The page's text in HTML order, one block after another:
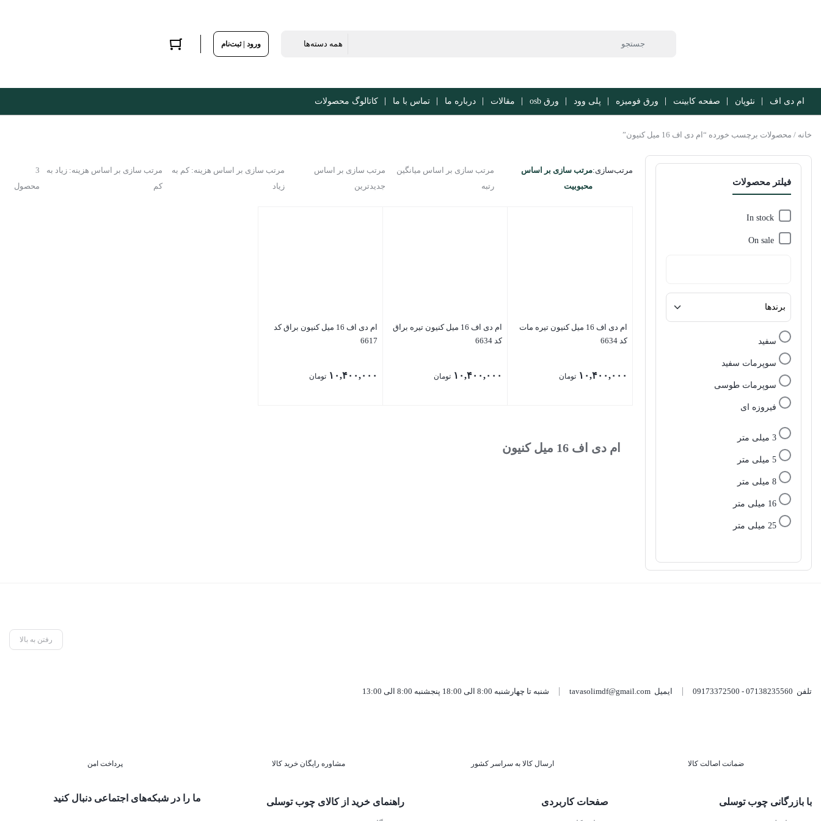
ورود | ثبت‌نام
ام دی اف نئوپان صفحه کابینت ورق فومیزه پلی وود ورق osb مقالات درباره ما تماس با ما کاتالوگ محصولات
خانه / محصولات برچسب خورده “ام دی اف 16 میل کنیون”
فیلتر محصولات
In stock
On sale
سفید
سوپرمات سفید
سوپرمات طوسی
فیروزه ای
3 میلی متر
5 میلی متر
8 میلی متر
16 میلی متر
25 میلی متر
3
محصول
مرتب‌سازی:مرتب سازی بر اساس
محبوبیت
مرتب سازی بر اساس میانگین
رتبه
مرتب سازی بر اساس
جدیدترین
مرتب سازی بر اساس هزینه: کم به
زیاد
مرتب سازی بر اساس هزینه: زیاد به
کم
ام دی اف 16 میل کنیون تیره مات
کد 6634
۱۰,۴۰۰,۰۰۰ تومان
ام دی اف 16 میل کنیون تیره براق
کد 6634
۱۰,۴۰۰,۰۰۰ تومان
ام دی اف 16 میل کنیون براق کد
6617
۱۰,۴۰۰,۰۰۰ تومان
ام دی اف 16 میل کنیون
رفتن به بالا
تلفن 07138235560 - 09173372500 ایمیل tavasolimdf@gmail.com شنبه تا چهارشنبه 8:00 الی 18:00 پنجشنبه 8:00 الی 13:00
ضمانت اصالت کالا ارسال کالا به سراسر کشور مشاوره رایگان خرید کالا پرداخت امن
با بازرگانی چوب توسلی صفحات کاربردی راهنمای خرید از کالای چوب توسلی ما را در شبکه‌های اجتماعی دنبال کنید